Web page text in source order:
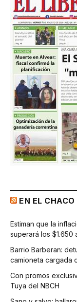
EN EL CHACO
Estiman que la
superará los $1.650
Barrio Barberan:
camioneta cargada
Con promos
Tuya del NBCH